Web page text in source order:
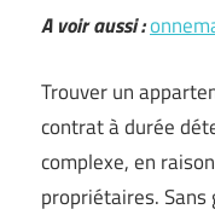
A voir aussi :
Trouver un
contrat à durée
complexe, en
propriétaires.